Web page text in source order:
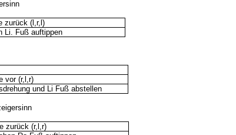
zurück (l,r,l)
Li. Fuß auftippen
vor (r,l,r)
und Li Fuß abstellen
zurück (r,l,r)